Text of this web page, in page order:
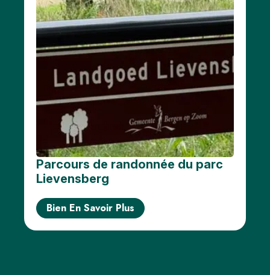
Parcours de randonnée du parc
Lievensberg
Bien En Savoir Plus